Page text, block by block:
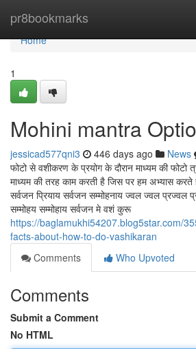
pr8bookmarks
Home
Home
1
Mohini mantra
jessicad577qni3 446 days ago News
फोटो से वशीकरण के प्रयोग के दौरान माध्यम की फोटो
माध्यम की तरह काम करती है जिस पर हम अभ्यास करते
सर्वजन प्रियाय सर्वजन सम्मोहनाय ज्वल ज्वल
सम्मोहय सम्मोहाय सर्वजन मे वशं कुरू
https://baglamukhi54207.blog5star.com/
facts-about-how-to-do-vashikaran
Comments
Who Upvoted
Comments
Submit a Comment
No HTML